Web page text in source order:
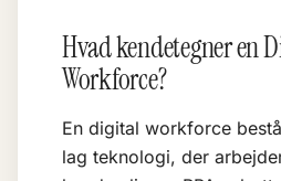
Hvad kendetegner en
Workforce?
En digital workforce
lag teknologi, der